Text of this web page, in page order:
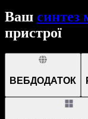
Ваш синтез
пристрої
ВЕБДОДАТОК